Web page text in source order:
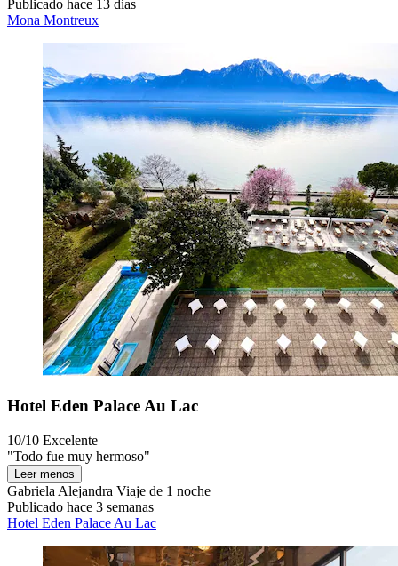
Publicado hace 13 días
Mona Montreux
Hotel Eden Palace Au Lac
10/10 Excelente
"Todo fue muy hermoso"
Leer menos
Gabriela Alejandra Viaje de 1 noche
Publicado hace 3 semanas
Hotel Eden Palace Au Lac